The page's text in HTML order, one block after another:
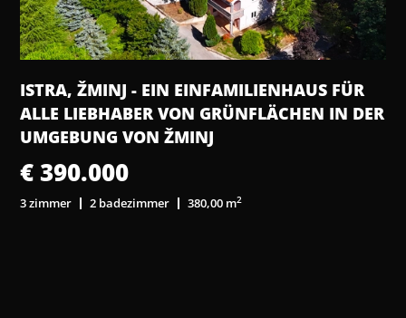
FÜR
IN DER
ISTRA, LOBORIKA – PERFEKTES
BAUGRUNDSTÜCK 910 M²
€ 108.000
910,00 m